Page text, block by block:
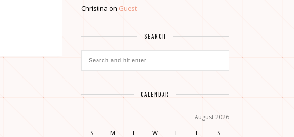
Christina on Guest
SEARCH
CALENDAR
August 2026
S
M T W T F S